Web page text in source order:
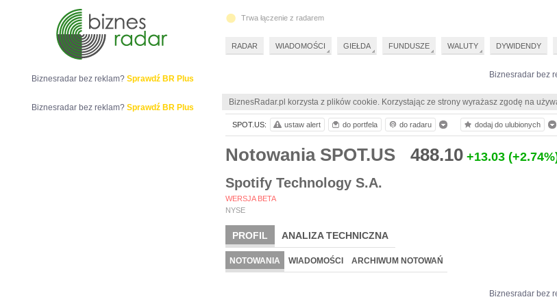
Biznesradar bez
BiznesRadar.pl korzysta z plików cookie. Korzystając ze strony wyrażasz zgodę na
Notowania SPOT.US 488.10 +13.03
Spotify Technology S.A.
WERSJA BETA
NYSE
PROFIL ANALIZA TECHNICZNA
NOTOWANIA WIADOMOŚCI ARCHIWUM NOTOWAŃ
Biznesradar bez
SPOT.US: ustaw alert do portfela do radaru dodaj do ulubionych
Biznesradar bez reklam? Sprawdź BR Plus
Biznesradar bez reklam? Sprawdź BR Plus
Trwa łączenie z radarem
RADAR WIADOMOŚCI GIEŁDA FUNDUSZE WALUTY DYWIDENDY